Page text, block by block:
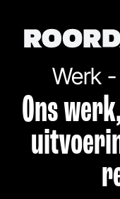
Werk
Ons